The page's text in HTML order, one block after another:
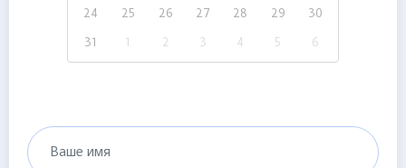
24 25 26 27 28 29 30
31 1 2 3 4 5 6
Ваше имя